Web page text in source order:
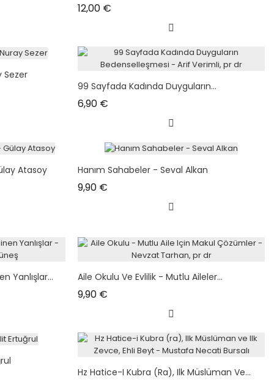
12,00 €
Sezer
99 Sayfada Kadında Duyguların...
6,90 €
Atasoy Hanım Sahabeler - Seval Alkan
9,90 €
Yanlışlar... Aile Okulu Ve Evlilik - Mutlu Aileler...
9,90 €
Hz Hatice-I Kubra (ra), Ilk Müslüman Ve...